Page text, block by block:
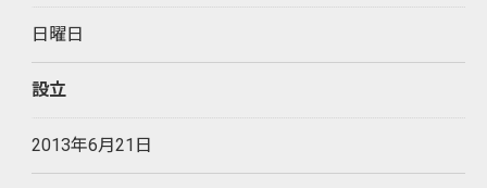
日曜日
設立
2013年6月21日